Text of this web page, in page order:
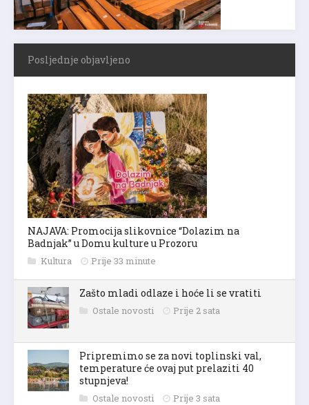
Posljednje objavljeno
NAJAVA: Promocija slikovnice “Dolazim na
Badnjak” u Domu kulture u Prozoru
Kultura Prije 33 minute
Zašto mladi odlaze i hoće li se vratiti
Ostale novosti Prije 2 sata
Pripremimo se za novi toplinski val,
temperature će ovaj put prelaziti 40
stupnjeva!
Ostale novosti Prije 3 sata